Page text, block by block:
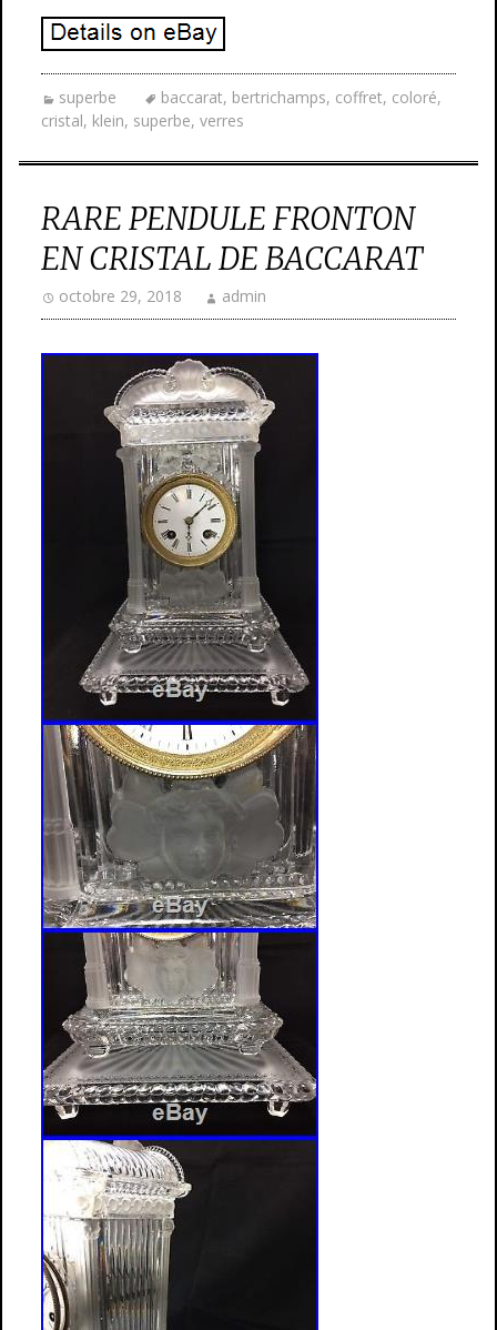
superbe baccarat, bertrichamps, coffret, coloré,
cristal, klein, superbe, verres
RARE PENDULE FRONTON
EN CRISTAL DE BACCARAT
octobre 29, 2018 admin